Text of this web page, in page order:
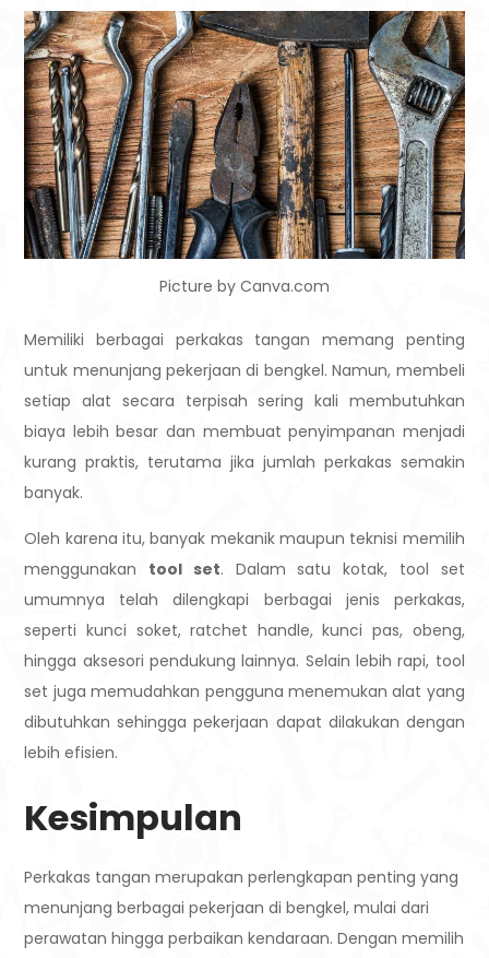
Picture by Canva.com
Memiliki berbagai perkakas tangan memang penting
untuk menunjang pekerjaan di bengkel. Namun, membeli
setiap alat secara terpisah sering kali membutuhkan
biaya lebih besar dan membuat penyimpanan menjadi
kurang praktis, terutama jika jumlah perkakas semakin
banyak.
Oleh karena itu, banyak mekanik maupun teknisi memilih
menggunakan tool set. Dalam satu kotak, tool set
umumnya telah dilengkapi berbagai jenis perkakas,
seperti kunci soket, ratchet handle, kunci pas, obeng,
hingga aksesori pendukung lainnya. Selain lebih rapi, tool
set juga memudahkan pengguna menemukan alat yang
dibutuhkan sehingga pekerjaan dapat dilakukan dengan
lebih efisien.
Kesimpulan
Perkakas tangan merupakan perlengkapan penting yang
menunjang berbagai pekerjaan di bengkel, mulai dari
perawatan hingga perbaikan kendaraan. Dengan memilih